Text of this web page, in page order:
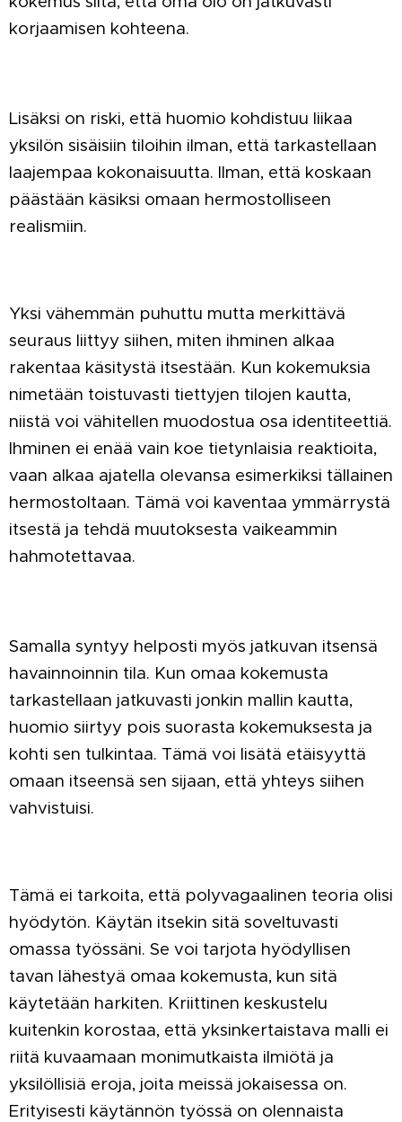
korjaamisen kohteena.
Lisäksi on riski, että huomio kohdistuu liikaa
yksilön sisäisiin tiloihin ilman, että tarkastellaan
laajempaa kokonaisuutta. Ilman, että koskaan
päästään käsiksi omaan hermostolliseen
realismiin.
Yksi vähemmän puhuttu mutta merkittävä
seuraus liittyy siihen, miten ihminen alkaa
rakentaa käsitystä itsestään. Kun kokemuksia
nimetään toistuvasti tiettyjen tilojen kautta,
niistä voi vähitellen muodostua osa identiteettiä.
Ihminen ei enää vain koe tietynlaisia reaktioita,
vaan alkaa ajatella olevansa esimerkiksi tällainen
hermostoltaan. Tämä voi kaventaa ymmärrystä
itsestä ja tehdä muutoksesta vaikeammin
hahmotettavaa.
Samalla syntyy helposti myös jatkuvan itsensä
havainnoinnin tila. Kun omaa kokemusta
tarkastellaan jatkuvasti jonkin mallin kautta,
huomio siirtyy pois suorasta kokemuksesta ja
kohti sen tulkintaa. Tämä voi lisätä etäisyyttä
omaan itseensä sen sijaan, että yhteys siihen
vahvistuisi.
Tämä ei tarkoita, että polyvagaalinen teoria olisi
hyödytön. Käytän itsekin sitä soveltuvasti
omassa työssäni. Se voi tarjota hyödyllisen
tavan lähestyä omaa kokemusta, kun sitä
käytetään harkiten. Kriittinen keskustelu
kuitenkin korostaa, että yksinkertaistava malli ei
riitä kuvaamaan monimutkaista ilmiötä ja
yksilöllisiä eroja, joita meissä jokaisessa on.
Erityisesti käytännön työssä on olennaista